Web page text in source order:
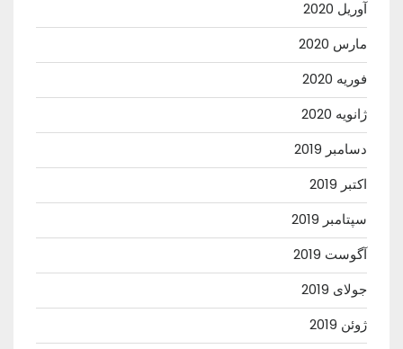
آوریل 2020
مارس 2020
فوریه 2020
ژانویه 2020
دسامبر 2019
اکتبر 2019
سپتامبر 2019
آگوست 2019
جولای 2019
ژوئن 2019